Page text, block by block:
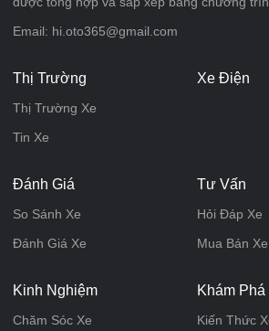
Email: hi.oto365@gmail.com
Thị Trường
Thị Trường Xe
Tin Xe
Xe Điện
Đánh Giá
So Sánh Xe
Đánh Giá Xe
Tư Vấn
Hỏi Đáp Xe
Mua Bán Xe
Kinh Nghiệm
Chăm Sóc Xe
Khám Phá
Kiến Thức